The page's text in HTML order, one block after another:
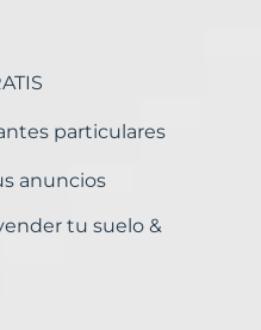
particulares
anuncios
tu suelo &